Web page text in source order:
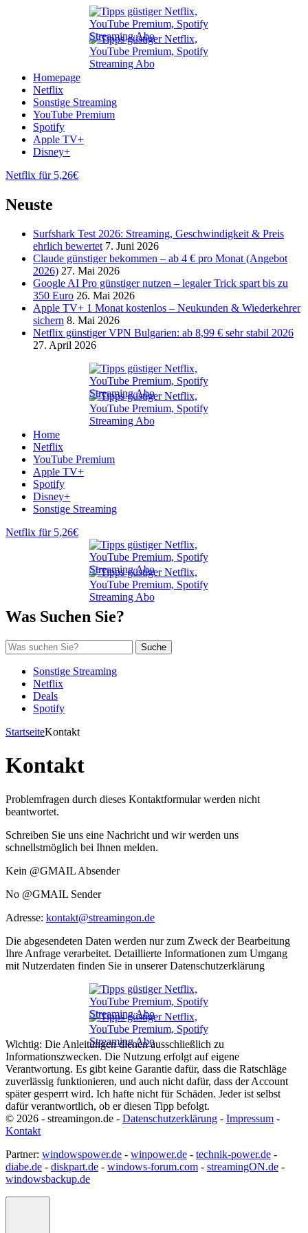
Homepage
Netflix
Sonstige Streaming
YouTube Premium
Spotify
Apple TV+
Disney+
Netflix für 5,26€
Neuste
Surfshark Test 2026: Streaming, Geschwindigkeit & Preis
ehrlich bewertet 7. Juni 2026
Claude günstiger bekommen – ab 4 € pro Monat (Angebot
2026) 27. Mai 2026
Google AI Pro günstiger nutzen – legaler Trick spart bis zu
350 Euro 26. Mai 2026
Apple TV+ 1 Monat kostenlos – Neukunden & Wiederkehrer
sichern 8. Mai 2026
Netflix günstiger VPN Bulgarien: ab 8,99 € sehr stabil 2026
27. April 2026
Home
Netflix
YouTube Premium
Apple TV+
Spotify
Disney+
Sonstige Streaming
Netflix für 5,26€
Was Suchen Sie?
Suche
Sonstige Streaming
Netflix
Deals
Spotify
StartseiteKontakt
Kontakt
Problemfragen durch dieses Kontaktformular werden nicht
beantwortet.
Schreiben Sie uns eine Nachricht und wir werden uns
schnellstmöglich bei Ihnen melden.
Kein @GMAIL Absender
No @GMAIL Sender
Adresse: kontakt@streamingon.de
Die abgesendeten Daten werden nur zum Zweck der Bearbeitung
Ihre Anfrage verarbeitet. Detaillierte Informationen zum Umgang
mit Nutzerdaten finden Sie in unserer Datenschutzerklärung
Wichtig: Die Anleitungen dienen ausschließlich zu
Informationszwecken. Die Nutzung erfolgt auf eigene
Verantwortung. Es gibt keine Garantie dafür, dass die Ratschläge
zuverlässig funktionieren, und auch nicht dafür, dass der Account
später gesperrt wird. Ich hafte nicht für Schäden. Jeder ist selbst
dafür verantwortlich, ob er diesen Tipp befolgt.
© 2026 - streamingon.de - Datenschutzerklärung - Impressum -
Kontakt
Partner: windowspower.de - winpower.de - technik-power.de -
diabe.de - diskpart.de - windows-forum.com - streamingON.de -
windowsbackup.de